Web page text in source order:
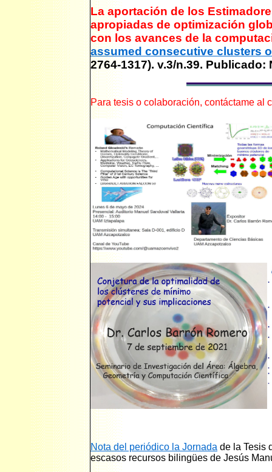
La aportación de los E
apropiadas de optimización
con los avances de la
assumed consecutive clusters
2764-1317). v.3/n.39. Publicado:
Para tesis o colaboración, contáctame al
Nota del periódico la Jornada de la Tesis
escasos recursos bilingües de Jesús